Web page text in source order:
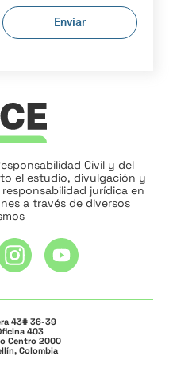
Enviar
Civil y del
el estudio, divulgación y
jurídica en
a través de diversos
43# 36-39
403
Centro 2000
Colombia